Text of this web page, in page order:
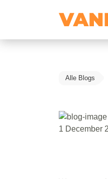
Alle Blogs
1 December